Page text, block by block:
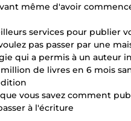
même d'avoir
services pour publier
pas passer par une
qui a permis à un auteur
de livres en 6 mois
vous savez comment
à l'écriture